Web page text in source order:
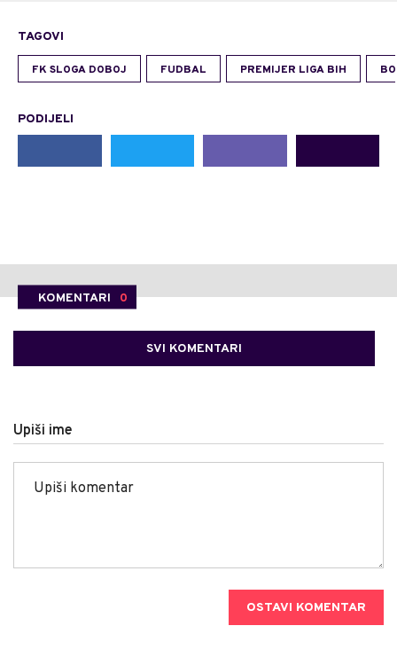
TAGOVI
FK SLOGA DOBOJ FUDBAL PREMIJER LIGA BIH
PODIJELI
KOMENTARI 0
SVI KOMENTARI
Upiši ime
OSTAVI KOMENTAR